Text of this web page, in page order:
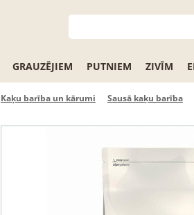
GRAUZĒJIEM PUTNIEM ZIVĪM
Kaķu barība un kārumi Sausā kaķu barība